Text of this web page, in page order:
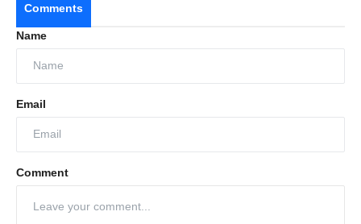
Comments
Name
Email
Comment